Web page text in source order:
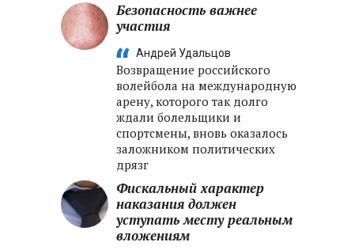
Безопасность важнее
участия
Андрей Удальцов
Возвращение российского
волейбола на международную
арену, которого так долго
ждали болельщики и
спортсмены, вновь оказалось
заложником политических
дрязг
Фискальный характер
наказания должен
уступать месту реальным
вложениям